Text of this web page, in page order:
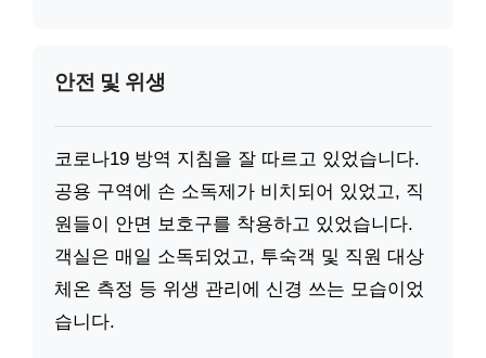
안전 및 위생
코로나19 방역 지침을 잘 따르고 있었습니다.
공용 구역에 손 소독제가 비치되어 있었고, 직
원들이 안면 보호구를 착용하고 있었습니다.
객실은 매일 소독되었고, 투숙객 및 직원 대상
체온 측정 등 위생 관리에 신경 쓰는 모습이었
습니다.